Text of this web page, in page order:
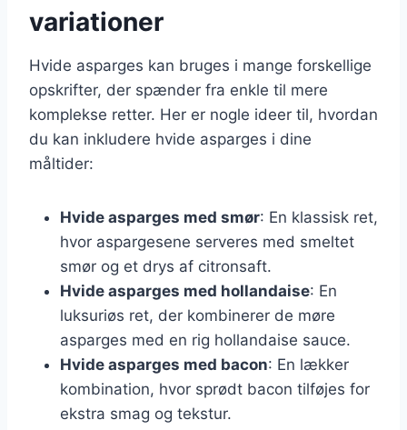
variationer
Hvide asparges kan bruges i mange forskellige
opskrifter, der spænder fra enkle til mere
komplekse retter. Her er nogle ideer til, hvordan
du kan inkludere hvide asparges i dine
måltider:
Hvide asparges med smør: En klassisk ret,
hvor aspargesene serveres med smeltet
smør og et drys af citronsaft.
Hvide asparges med hollandaise: En
luksuriøs ret, der kombinerer de møre
asparges med en rig hollandaise sauce.
Hvide asparges med bacon: En lækker
kombination, hvor sprødt bacon tilføjes for
ekstra smag og tekstur.